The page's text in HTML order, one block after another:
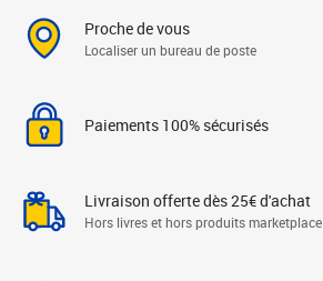
Proche de vous
Localiser un bureau de poste
Paiements 100% sécurisés
Livraison offerte dès 25€ d'achat
Hors livres et hors produits marketplace